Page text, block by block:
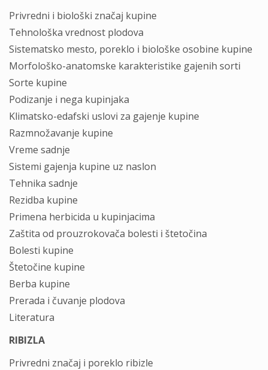
Privredni i biološki značaj kupine
Tehnološka vrednost plodova
Sistematsko mesto, poreklo i biološke osobine kupine
Morfološko-anatomske karakteristike gajenih sorti
Sorte kupine
Podizanje i nega kupinjaka
Klimatsko-edafski uslovi za gajenje kupine
Razmnožavanje kupine
Vreme sadnje
Sistemi gajenja kupine uz naslon
Tehnika sadnje
Rezidba kupine
Primena herbicida u kupinjacima
Zaštita od prouzrokovača bolesti i štetočina
Bolesti kupine
Štetočine kupine
Berba kupine
Prerada i čuvanje plodova
Literatura
RIBIZLA
Privredni značaj i poreklo ribizle